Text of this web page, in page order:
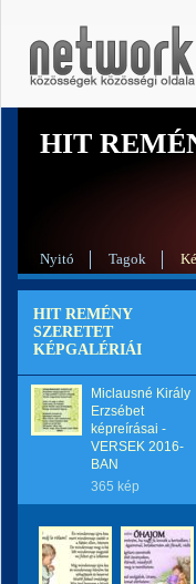
HIT
Nyitó Tagok
HIT REMÉNY
SZERETET
KÉPGALÉRIÁI
Miclausné Király
Erzsébet
képreírásai -
VERSEK 2016-
BAN
365 kép